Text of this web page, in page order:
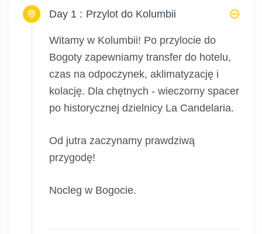
Day 1 : Przylot do Kolumbii
Witamy w Kolumbii! Po przylocie do
Bogoty zapewniamy transfer do hotelu,
czas na odpoczynek, aklimatyzację i
kolację. Dla chętnych - wieczorny spacer
po historycznej dzielnicy La Candelaria.
Od jutra zaczynamy prawdziwą
przygodę!
Nocleg w Bogocie.